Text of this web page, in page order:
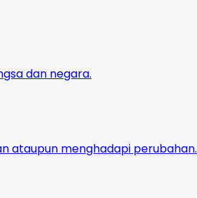
dan negara.
ataupun menghadapi perubahan.